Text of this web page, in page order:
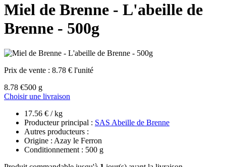
Miel de Brenne - L'abeille de
Brenne - 500g
Prix de vente : 8.78 € l'unité
8.78 €500 g
Choisir une livraison
17.56 € / kg
Producteur principal : SAS Abeille de Brenne
Autres producteurs :
Origine : Azay le Ferron
Conditionnement : 500 g